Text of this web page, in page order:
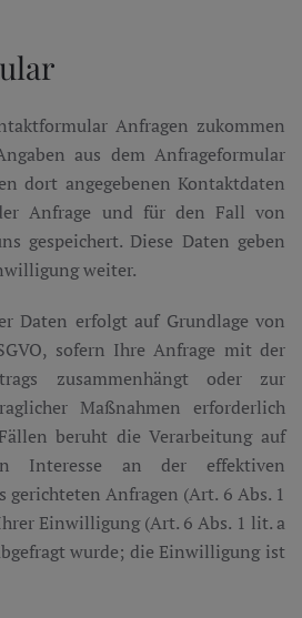
Anfragen zukommen
aus dem Anfrageformular
dort angegebenen Kontaktdaten
Anfrage und für den Fall von
gespeichert. Diese Daten geben
weiter.
Daten erfolgt auf Grundlage von
sofern Ihre Anfrage mit der
zusammenhängt oder zur
Maßnahmen erforderlich
beruht die Verarbeitung auf
Interesse an der effektiven
gerichteten Anfragen (Art. 6 Abs. 1
Einwilligung (Art. 6 Abs. 1 lit. a
wurde; die Einwilligung ist